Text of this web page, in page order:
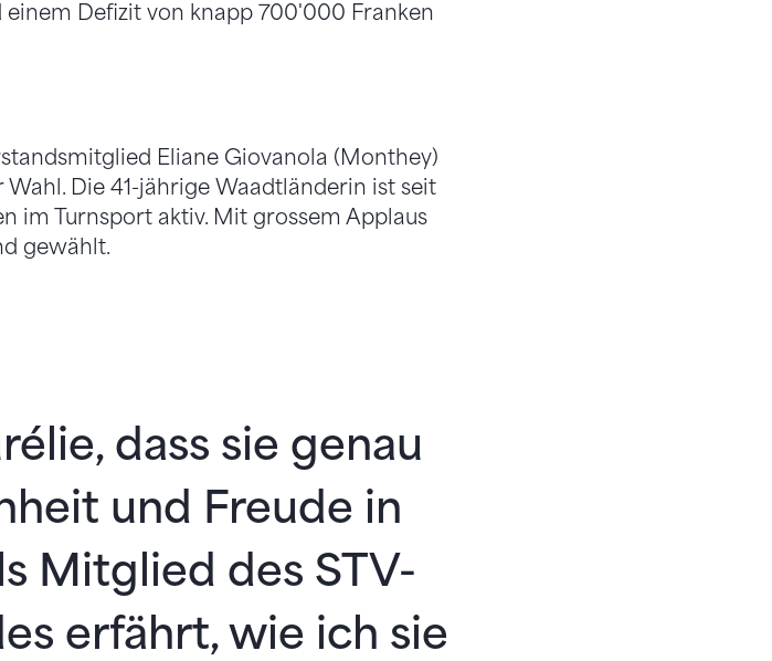
Defizit von knapp 700'000 Franken
Eliane Giovanola (Monthey)
Die 41-jährige Waadtländerin ist seit
im Turnsport aktiv. Mit grossem Applaus
gewählt.
dass sie genau
und Freude in
Mitglied des STV-
erfährt, wie ich sie